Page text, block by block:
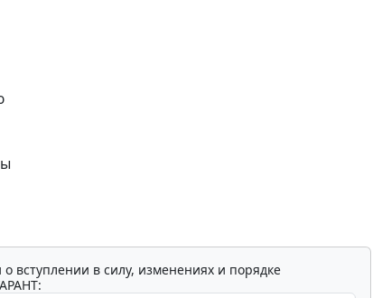
вступлении в силу, изменениях и порядке